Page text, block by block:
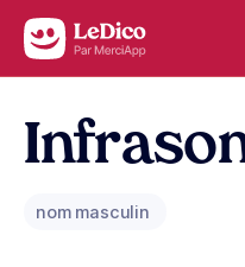
Aller au contenu
nom masculin